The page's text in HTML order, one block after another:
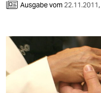
Ausgabe vom 22.11.2011,